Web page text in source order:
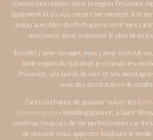
J’exerce mon métier dans la région Provence
également là où vos coeurs me mènent. Il
jusqu’aux côtes du Portugal où sont mes
mon cœur, pour organiser le plus beau
En effet j’aime voyager, mais j’aime surtout
belle région du Sud dont je connais les
Provence, ses bords de mer et ses
avec des prestataires de
J’ai eu la chance de pouvoir suivre les
Saldalamacchia Wedding planner, à Saint
continue toujours de me perfectionner car il
de pouvoir vous apporter toujours le